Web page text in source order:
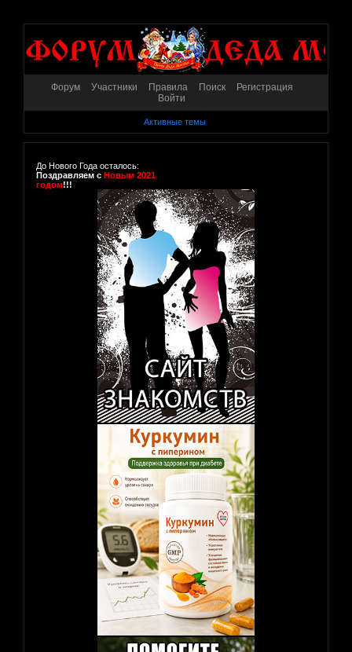
Форум Участники Правила Поиск
Регистрация
Войти
Активные темы
До Нового Года осталось:
Поздравляем с Новым 2021
годом!!!